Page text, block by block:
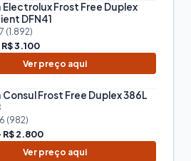
Frost Free Duplex
DFN41
(1.892)
3.100
Ver preço aqui
Frost Free Duplex 386L
(982)
R$ 2.800
Ver preço aqui